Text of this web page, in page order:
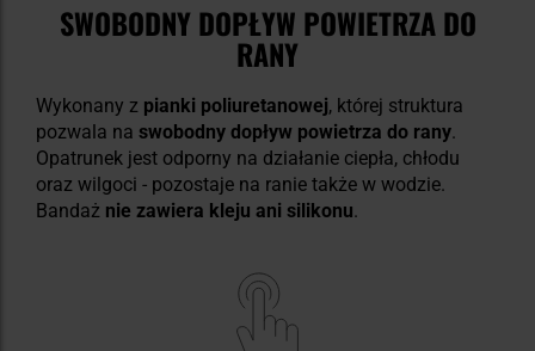
SWOBODNY DOPŁYW POWIETRZA DO
RANY
Wykonany z pianki poliuretanowej, której struktura
pozwala na swobodny dopływ powietrza do rany.
Opatrunek jest odporny na działanie ciepła, chłodu
oraz wilgoci - pozostaje na ranie także w wodzie.
Bandaż nie zawiera kleju ani silikonu.